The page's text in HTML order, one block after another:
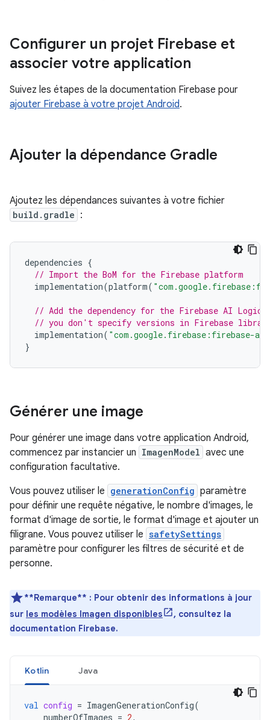
Configurer un projet Firebase et
associer votre application
Suivez les étapes de la documentation Firebase pour
ajouter Firebase à votre projet Android.
Ajouter la dépendance Gradle
Ajoutez les dépendances suivantes à votre fichier
build.gradle :
dependencies {
// Import the BoM for the Firebase platform
implementation(platform(
// Add the dependency for the Firebase AI Logic
// you don't specify versions in Firebase library
implementation( "com.google.firebase:firebase-ai"
}
Générer une image
Pour générer une image dans votre application Android,
commencez par instancier un ImagenModel avec une
configuration facultative.
Vous pouvez utiliser le generationConfig paramètre
pour définir une requête négative, le nombre d'images, le
format d'image de sortie, le format d'image et ajouter un
filigrane. Vous pouvez utiliser le safetySettings
paramètre pour configurer les filtres de sécurité et de
personne.
**Remarque** : Pour obtenir des informations à jour
sur les modèles Imagen disponibles
, consultez la
documentation Firebase.
Kotlin Java
val config = ImagenGenerationConfig(
numberOfImages = 2,